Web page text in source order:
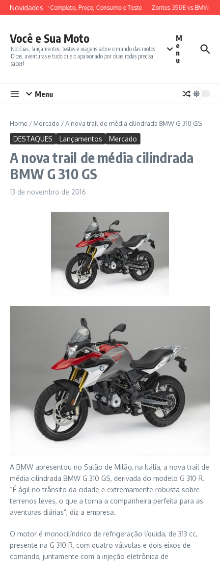
Ir para o conteúdo
Novidades
2026: Review Completo, Preço, Consumo e Teste Zontes 350E vs BMW
Você e Sua Moto
Notícias, lançamentos, testes e viagens sobre o mundo das motos.
Dicas, aventuras e tudo que o apaixonado por duas rodas precisa
saber!
M
e
n
u
Menu
Home / Mercado /A nova trail de média cilindrada BMW G 310 GS
DESTAQUES Lançamentos Mercado
A nova trail de média cilindrada
BMW G 310 GS
13 de novembro de 2016
A BMW apresentou no Salão de Milão, na Itália, a nova trail de
média cilindrada BMW G 310 GS, derivada do modelo G 310 R.
“É ágil no trânsito da cidade e extremamente robusta sobre
terrenos leves, o que a torna a companheira perfeita para as
aventuras diárias”, diz a empresa.
O motor é monocilíndrico de refrigeração líquida, de 313 cc,
presente na G 310 R, com quatro válvulas e dois eixos de
comando, juntamente com a injeção eletrônica de